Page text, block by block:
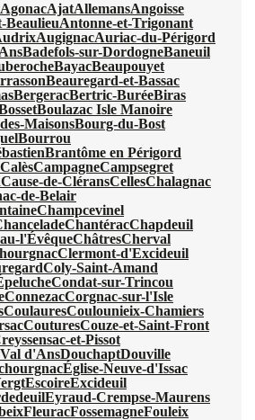
AgonacAjatAllemansAngoisse
BeaulieuAntonne-et-Trigonant
AugignacAuriac-du-Périgord
Badefols-sur-DordogneBaneuil
BayacBeaupouyet
Beauregard-et-Bassac
BergeracBertric-BuréeBiras
Boulazac Isle Manoire
MaisonsBourg-du-Bost
Bourrou
Brantôme en Périgord
CalèsCampagneCampsegret
Cause-de-CléransCellesChalagnac
de-Belair
Champcevinel
ChantéracChapdeuil
l'ÉvêqueChâtresCherval
Clermont-d'Excideuil
Coly-Saint-Amand
Condat-sur-Trincou
ConnezacCorgnac-sur-l'Isle
CoulauresCoulounieix-Chamiers
CouturesCouze-et-Saint-Front
et-Pissot
d'AnsDouchaptDouville
Église-Neuve-d'Issac
EscoireExcideuil
Eyraud-Crempse-Maurens
FleuracFossemagneFouleix